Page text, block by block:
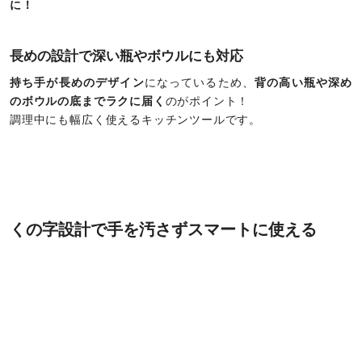
に！
長めの設計で深い瓶やボウルにも対応
持ち手が長めのデザインになっているため、背の高い瓶や深め
のボウルの底までラクに届く のがポイント！
調理中にも幅広く使えるキッチンツールです。
くの字設計で手を汚さずスマートに使える